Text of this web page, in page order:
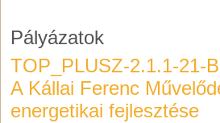
Pályázatok
TOP_PLUSZ-2.1.1-21-
A Kállai Ferenc
energetikai fejlesztése